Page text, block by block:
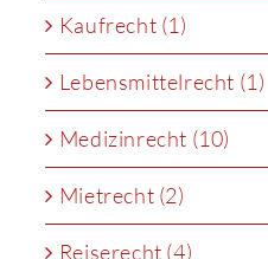
Kaufrecht (1)
Lebensmittelrecht (1)
Medizinrecht (10)
Mietrecht (2)
Reiserecht (4)